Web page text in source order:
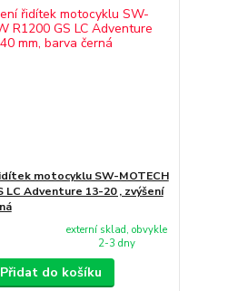
motocyklu SW-MOTECH
LC Adventure 13-20 , zvýšení
externí sklad, obvykle
2-3 dny
Přidat do košíku